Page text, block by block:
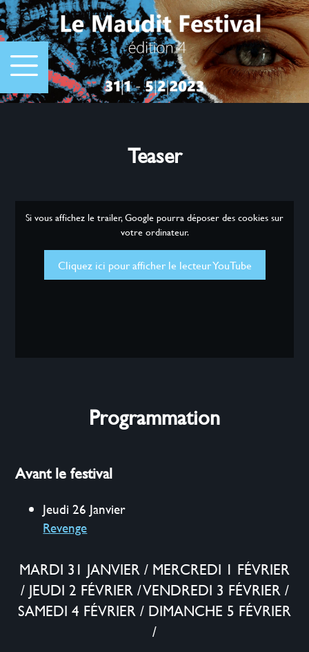
Teaser
Si vous affichez le trailer, Google pourra déposer des cookies sur
votre ordinateur.
Cliquez ici pour afficher le lecteur YouTube
Programmation
Avant le festival
Jeudi 26 Janvier
Revenge
MARDI 31 JANVIER / MERCREDI 1 FÉVRIER
/ JEUDI 2 FÉVRIER /VENDREDI 3 FÉVRIER /
SAMEDI 4 FÉVRIER / DIMANCHE 5 FÉVRIER
/